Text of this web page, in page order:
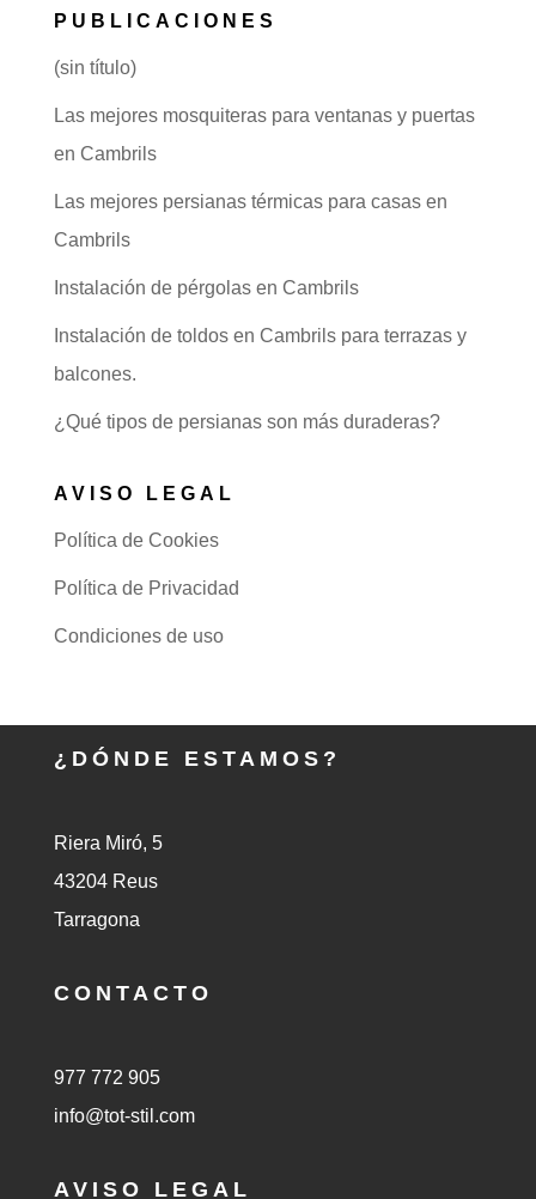
PUBLICACIONES
(sin título)
Las mejores mosquiteras para ventanas y puertas
en Cambrils
Las mejores persianas térmicas para casas en
Cambrils
Instalación de pérgolas en Cambrils
Instalación de toldos en Cambrils para terrazas y
balcones.
¿Qué tipos de persianas son más duraderas?
AVISO LEGAL
Política de Cookies
Política de Privacidad
Condiciones de uso
¿DÓNDE ESTAMOS?
Riera Miró, 5
43204 Reus
Tarragona
CONTACTO
977 772 905
info@tot-stil.com
AVISO LEGAL